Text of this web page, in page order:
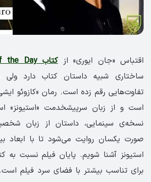
اقتباس «جان ایوری» ازکتاب The Remains of the Day
ساختاری شبیه داستان کتاب دارد ولی
تفاوت‌هایی رقم زده است. رمان «کازوئو
است و از زبان سرپیشخدمت «استیونز»
نسخه‌ی سینمایی‌، داستان از زبان
صورت یکسان روایت می‌شود تا با ابعاد
استیونز آشنا شویم. پایان فیلم نسبت به
برای تناسب بیشتر با فضای سرد فیلم است.